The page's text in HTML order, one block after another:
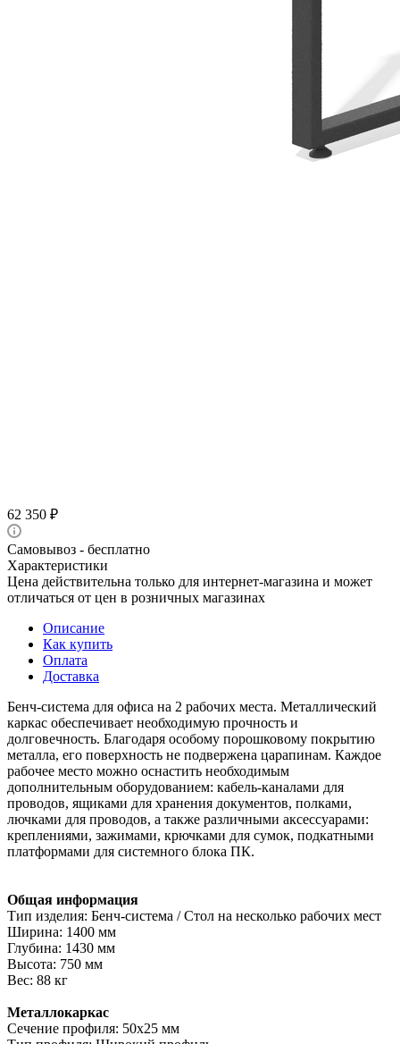
62 350 ₽
Самовывоз - бесплатно
Характеристики
Цена действительна только для интернет-магазина и может
отличаться от цен в розничных магазинах
Описание
Как купить
Оплата
Доставка
Бенч-система для офиса на 2 рабочих места. Металлический
каркас обеспечивает необходимую прочность и
долговечность. Благодаря особому порошковому покрытию
металла, его поверхность не подвержена царапинам. Каждое
рабочее место можно оснастить необходимым
дополнительным оборудованием: кабель-каналами для
проводов, ящиками для хранения документов, полками,
лючками для проводов, а также различными аксессуарами:
креплениями, зажимами, крючками для сумок, подкатными
платформами для системного блока ПК.
Общая информация
Тип изделия: Бенч-система / Стол на несколько рабочих мест
Ширина: 1400 мм
Глубина: 1430 мм
Высота: 750 мм
Вес: 88 кг
Металлокаркас
Сечение профиля: 50х25 мм